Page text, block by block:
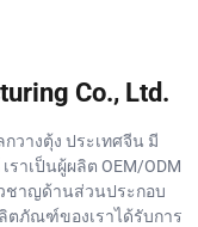
Co., Ltd.
วางตุ้ง ประเทศจีน มี
าเป็นผู้ผลิต OEM/ODM
ชาญด้านส่วนประกอบ
ตภัณฑ์ของเราได้รับการ